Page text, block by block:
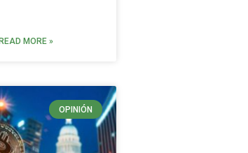
READ MORE »
OPINIÓN